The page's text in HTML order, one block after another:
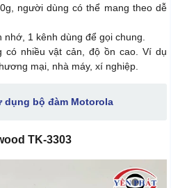
người dùng có thể mang theo dễ
1 kênh dùng để gọi chung.
có nhiều vật cản, độ ồn cao. Ví dụ
mại, nhà máy, xí nghiệp.
dụng bộ đàm Motorola
TK-3303